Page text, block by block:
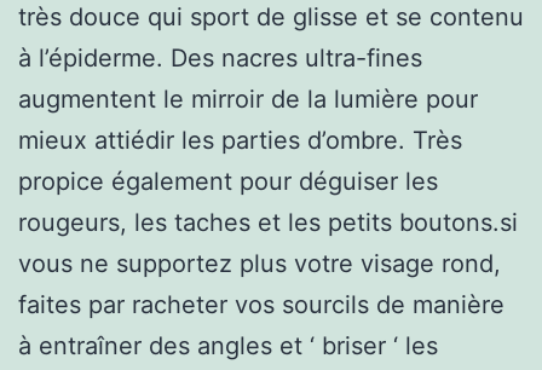
très douce qui sport de glisse et se contenu
à l’épiderme. Des nacres ultra-fines
augmentent le mirroir de la lumière pour
mieux attiédir les parties d’ombre. Très
propice également pour déguiser les
rougeurs, les taches et les petits boutons.si
vous ne supportez plus votre visage rond,
faites par racheter vos sourcils de manière
à entraîner des angles et ‘ briser ‘ les